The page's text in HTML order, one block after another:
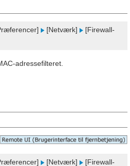
[Netværk]
[Firewall-
adressefilteret.
[Netværk]
[Firewall-